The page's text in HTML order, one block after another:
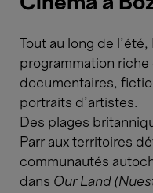
Tout au long de
programmation
documentaires,
portraits d’artistes.
Des plages
Parr aux territoires
communautés
dans Our Land